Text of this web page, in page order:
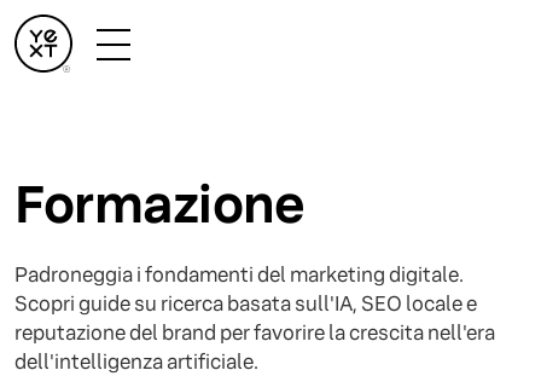
Formazione
Padroneggia i fondamenti del marketing digitale.
Scopri guide su ricerca basata sull'IA, SEO locale e
reputazione del brand per favorire la crescita nell'era
dell'intelligenza artificiale.